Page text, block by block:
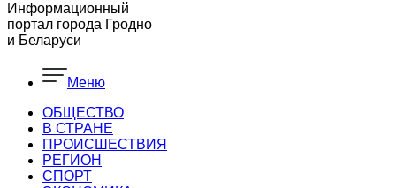
Информационный
портал города Гродно
и Беларуси
Меню
ОБЩЕСТВО
В СТРАНЕ
ПРОИСШЕСТВИЯ
РЕГИОН
CПОРТ